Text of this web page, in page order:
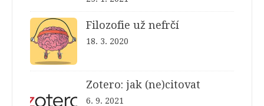
Filozofie už nefrčí
18. 3. 2020
Zotero: jak (ne)citovat
6. 9. 2021